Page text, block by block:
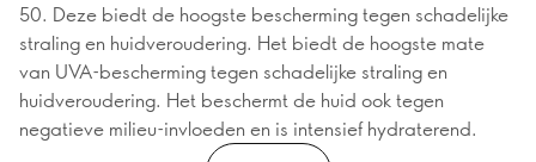
50. Deze biedt de hoogste bescherming tegen schadelijke
straling en huidveroudering. Het biedt de hoogste mate
van UVA-bescherming tegen schadelijke straling en
huidveroudering. Het beschermt de huid ook tegen
negatieve milieu-invloeden en is intensief hydraterend.